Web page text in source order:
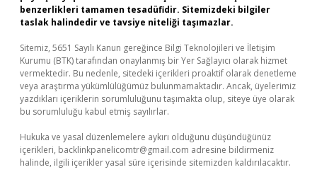
benzerlikleri tamamen tesadüfidir. Sitemizdeki bilgiler
taslak halindedir ve tavsiye niteliği taşımazlar.
Sitemiz, 5651 Sayılı Kanun gereğince Bilgi Teknolojileri ve İletişim
Kurumu (BTK) tarafından onaylanmış bir Yer Sağlayıcı olarak hizmet
vermektedir. Bu nedenle, sitedeki içerikleri proaktif olarak denetleme
veya araştırma yükümlülüğümüz bulunmamaktadır. Ancak, üyelerimiz
yazdıkları içeriklerin sorumluluğunu taşımakta olup, siteye üye olarak
bu sorumluluğu kabul etmiş sayılırlar.
Hukuka ve yasal düzenlemelere aykırı olduğunu düşündüğünüz
içerikleri, backlinkpanelicomtr@gmail.com adresine bildirmeniz
halinde, ilgili içerikler yasal süre içerisinde sitemizden kaldırılacaktır.